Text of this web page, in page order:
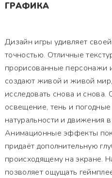
ГРАФИКА
Дизайн игры удивляет
точностью. Отличные
прорисованные персонажи
создают живой и живой
исследовать снова и
освещение, тень и
натуральности и движения
Анимационные эффекты
придаёт дополнительную
происходящему на экране.
позволяет ощущать